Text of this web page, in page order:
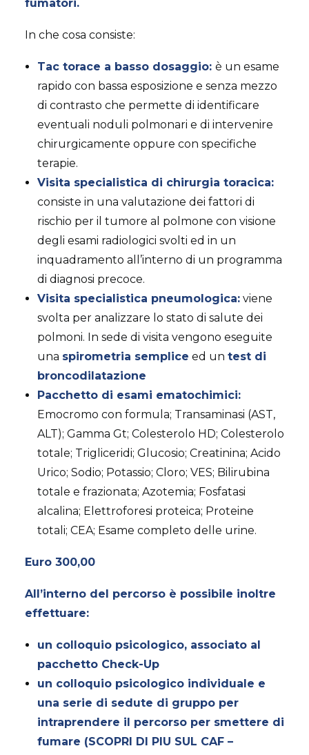
fumatori.
In che cosa consiste:
Tac torace a basso dosaggio: è un esame
rapido con bassa esposizione e senza mezzo
di contrasto che permette di identificare
eventuali noduli polmonari e di intervenire
chirurgicamente oppure con specifiche
terapie.
Visita specialistica di chirurgia toracica:
consiste in una valutazione dei fattori di
rischio per il tumore al polmone con visione
degli esami radiologici svolti ed in un
inquadramento all’interno di un programma
di diagnosi precoce.
Visita specialistica pneumologica: viene
svolta per analizzare lo stato di salute dei
polmoni. In sede di visita vengono eseguite
una spirometria semplice ed un test di
broncodilatazione
Pacchetto di esami ematochimici:
Emocromo con formula; Transaminasi (AST,
ALT); Gamma Gt; Colesterolo HD; Colesterolo
totale; Trigliceridi; Glucosio; Creatinina; Acido
Urico; Sodio; Potassio; Cloro; VES; Bilirubina
totale e frazionata; Azotemia; Fosfatasi
alcalina; Elettroforesi proteica; Proteine
totali; CEA; Esame completo delle urine.
Euro 300,00
All’interno del percorso è possibile inoltre
effettuare:
un colloquio psicologico, associato al
pacchetto Check-Up
un colloquio psicologico individuale e
una serie di sedute di gruppo per
intraprendere il percorso per smettere di
fumare (SCOPRI DI PIU SUL CAF –